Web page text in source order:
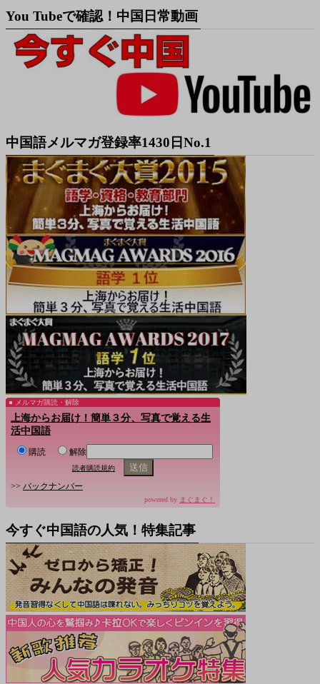
You Tubeで確認！中国日常動画
中国語メルマガ登録率1430日No.1
メルマガ購読・解除
上海からお届け！簡単３分、写真で覚える生
活中国語
購読 解除
読者購読規約
>> バックナンバー
powered by まぐまぐ！
今すぐ中国語の人気！特集記事